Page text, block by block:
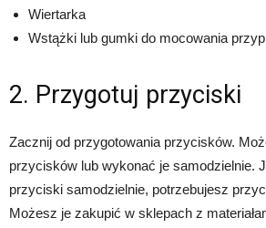
Wiertarka
Wstążki lub gumki do mocowania
2. Przygotuj przyciski
Zacznij od przygotowania przycisków.
przycisków lub wykonać je samodzielnie.
przyciski samodzielnie, potrzebujesz
Możesz je zakupić w sklepach z